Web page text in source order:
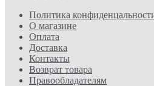
Политика
О магазине
Оплата
Доставка
Контакты
Возврат товара
Правообладателям